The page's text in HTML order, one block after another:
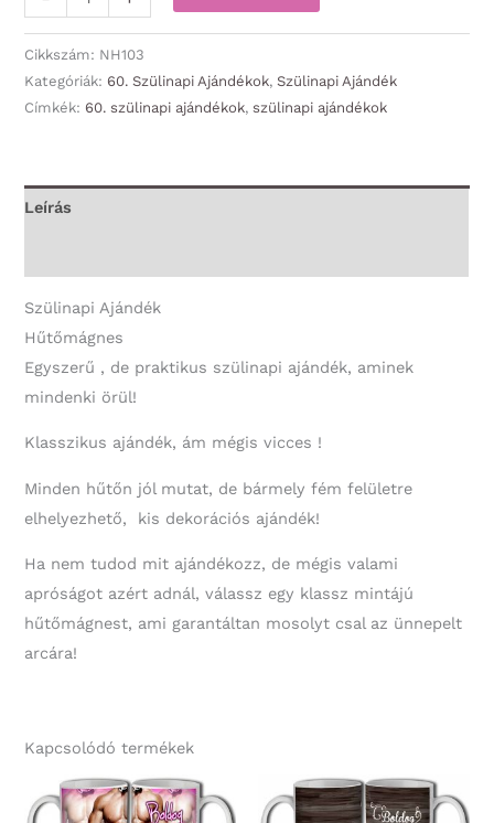
-
60
évembe
került
Szülinapi
Cikkszám: NH103
Kategóriák: 60. Szülinapi Ajándékok,Szülinapi Ajándék
Címkék: 60. szülinapi ajándékok,szülinapi ajándékok
Leírás
Szülinapi Ajándék
Hűtőmágnes
Egyszerű , de praktikus szülinapi ajándék, aminek
mindenki örül!
Klasszikus ajándék, ám mégis vicces !
Minden hűtőn jól mutat, de bármely fém felületre
elhelyezhető, kis dekorációs ajándék!
Ha nem tudod mit ajándékozz, de mégis valami
apróságot azért adnál, válassz egy klassz mintájú
hűtőmágnest, ami garantáltan mosolyt csal az ünnepelt
arcára!
Kapcsolódó termékek